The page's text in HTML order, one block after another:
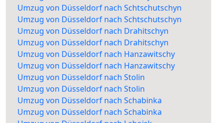
Umzug von Düsseldorf nach Schtschutschyn
Umzug von Düsseldorf nach Schtschutschyn
Umzug von Düsseldorf nach Drahitschyn
Umzug von Düsseldorf nach Drahitschyn
Umzug von Düsseldorf nach Hanzawitschy
Umzug von Düsseldorf nach Hanzawitschy
Umzug von Düsseldorf nach Stolin
Umzug von Düsseldorf nach Stolin
Umzug von Düsseldorf nach Schabinka
Umzug von Düsseldorf nach Schabinka